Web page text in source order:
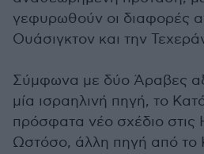
γεφυρωθούν οι διαφορές
Ουάσιγκτον και την
Σύμφωνα με δύο Άραβες
μία ισραηλινή πηγή, το
πρόσφατα νέο σχέδιο στις
Ωστόσο, άλλη πηγή από το